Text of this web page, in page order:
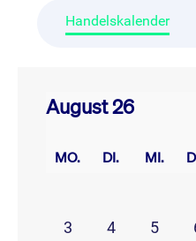
Handelskalender
August 26
MO. DI. MI.
3
4 5